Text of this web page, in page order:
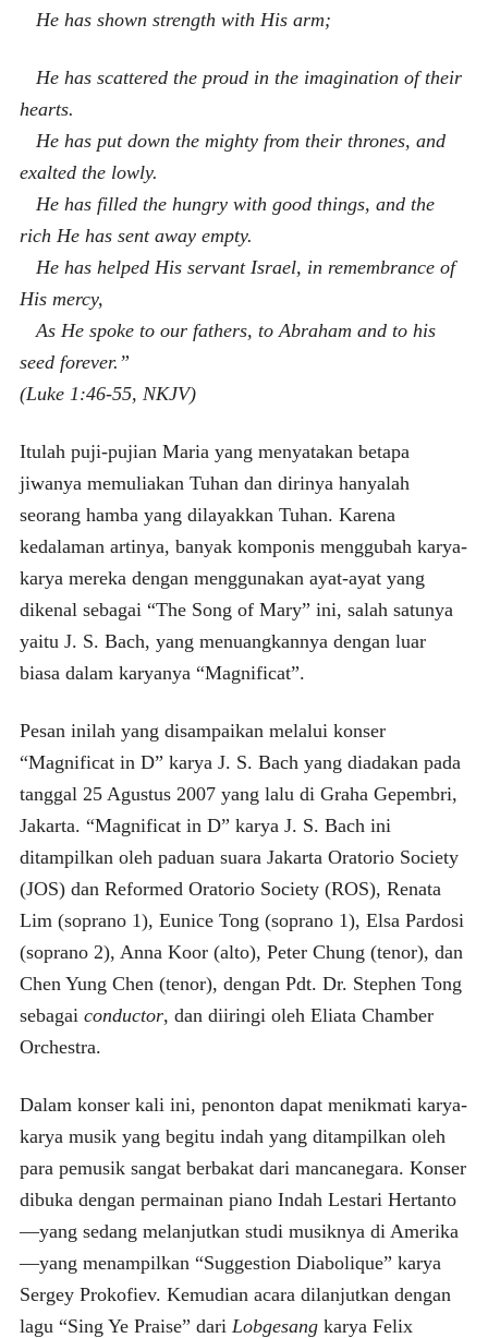
He has shown strength with His arm;
He has scattered the proud in the imagination of their
hearts.
He has put down the mighty from their thrones, and
exalted the lowly.
He has filled the hungry with good things, and the
rich He has sent away empty.
He has helped His servant Israel, in remembrance of
His mercy,
As He spoke to our fathers, to Abraham and to his
seed forever.”
(Luke 1:46-55, NKJV)
Itulah puji-pujian Maria yang menyatakan betapa
jiwanya memuliakan Tuhan dan dirinya hanyalah
seorang hamba yang dilayakkan Tuhan. Karena
kedalaman artinya, banyak komponis menggubah karya-
karya mereka dengan menggunakan ayat-ayat yang
dikenal sebagai “The Song of Mary” ini, salah satunya
yaitu J. S. Bach, yang menuangkannya dengan luar
biasa dalam karyanya “Magnificat”.
Pesan inilah yang disampaikan melalui konser
“Magnificat in D” karya J. S. Bach yang diadakan pada
tanggal 25 Agustus 2007 yang lalu di Graha Gepembri,
Jakarta. “Magnificat in D” karya J. S. Bach ini
ditampilkan oleh paduan suara Jakarta Oratorio Society
(JOS) dan Reformed Oratorio Society (ROS), Renata
Lim (soprano 1), Eunice Tong (soprano 1), Elsa Pardosi
(soprano 2), Anna Koor (alto), Peter Chung (tenor), dan
Chen Yung Chen (tenor), dengan Pdt. Dr. Stephen Tong
sebagai conductor, dan diiringi oleh Eliata Chamber
Orchestra.
Dalam konser kali ini, penonton dapat menikmati karya-
karya musik yang begitu indah yang ditampilkan oleh
para pemusik sangat berbakat dari mancanegara. Konser
dibuka dengan permainan piano Indah Lestari Hertanto
—yang sedang melanjutkan studi musiknya di Amerika
—yang menampilkan “Suggestion Diabolique” karya
Sergey Prokofiev. Kemudian acara dilanjutkan dengan
lagu “Sing Ye Praise” dari Lobgesangkarya Felix